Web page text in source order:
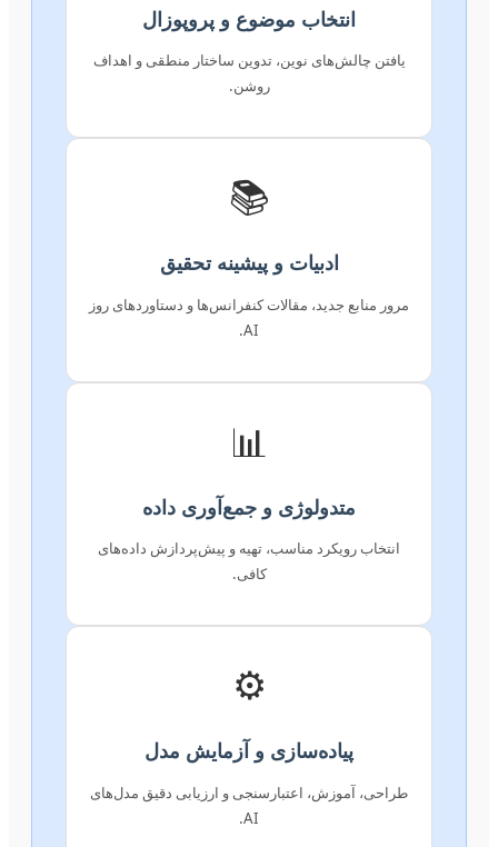
انتخاب موضوع و پروپوزال
یافتن چالش‌های نوین، تدوین ساختار منطقی و اهداف
روشن.
📚
ادبیات و پیشینه تحقیق
مرور منابع جدید، مقالات کنفرانس‌ها و دستاوردهای روز
AI.
📊
متدولوژی و جمع‌آوری داده
انتخاب رویکرد مناسب، تهیه و پیش‌پردازش داده‌های
کافی.
⚙️
پیاده‌سازی و آزمایش مدل
طراحی، آموزش، اعتبارسنجی و ارزیابی دقیق مدل‌های
AI.